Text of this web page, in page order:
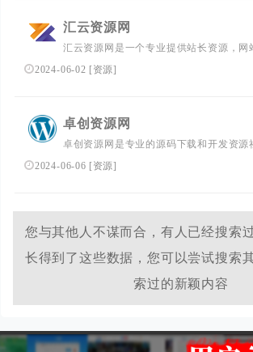
汇云资源网
汇云资源网是一个专业提供站长资源，网
源码、游戏源码、支付系统、小程序源码
特效、WordPress主题、模板插件和免费
2024-06-02 [资源]
卓创资源网
卓创资源网是专业的源码下载和开发资源
者和企业提供各类网站模板、软件和游戏
建和开发项目。同时，我们也提供丰富
2024-06-06 [资源]
您与其他人不谋而合，有人已经搜索
长得到了这些数据，您可以尝试搜索
索过的新颖内容